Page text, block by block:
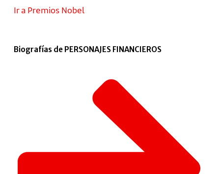
Ir a Premios Nobel
Biografías de PERSONAJES FINANCIEROS